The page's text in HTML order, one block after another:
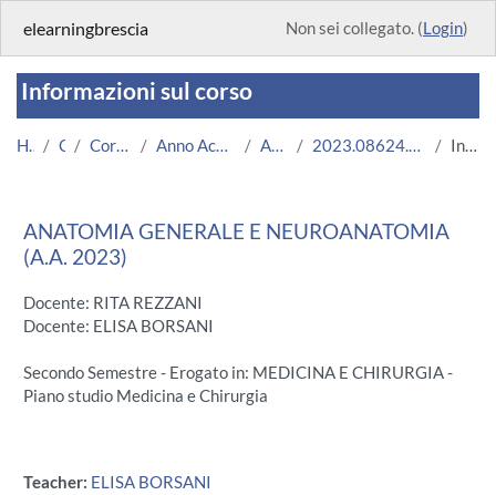
elearningbrescia Non sei collegato. (Login)
Informazioni sul corso
Home Corsi Corsi Istituzionali Anno Accademico 2023/2024 Area Medica 2023.08624.2009.2.A004858.N0_12605 Introduzione
ANATOMIA GENERALE E NEUROANATOMIA
(A.A. 2023)
Docente: RITA REZZANI
Docente: ELISA BORSANI
Secondo Semestre - Erogato in: MEDICINA E CHIRURGIA -
Piano studio Medicina e Chirurgia
Teacher: ELISA BORSANI